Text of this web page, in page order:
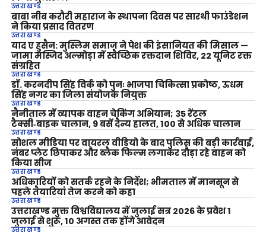
उत्तराखण्ड
बाबा नीब करौरी महाराज के स्थापना दिवस पर सारथी फाउंडेशन
ने किया प्रसाद वितरण
उत्तराखण्ड
याद ए हुसैन: मुस्लिम समाज ने पेश की इंसानियत की मिसाल —
जामा मस्जिद अल्मोड़ा में स्वैच्छिक रक्तदान शिविर, 22 यूनिट रक्त
संग्रहित
उत्तराखण्ड
डॉ. करनदीप सिंह विर्क को पुनः भाजपा चिकित्सा प्रकोष्ठ, ऊधम
सिंह नगर का जिला संयोजक नियुक्त
उत्तराखण्ड
नैनीताल में व्यापक वाहन चेकिंग अभियान; 35 रेंटल
टैक्सी‑बाइक चालान, 9 बसें दैन्य हालत, 100 से अधिक चालान
उत्तराखण्ड
सोशल मीडिया पर वायरल वीडियो के बाद पुलिस की बड़ी कार्रवाई,
नंबर प्लेट छिपाकर और ब्लैक फिल्म लगाकर दौड़ा रहे वाहन को
किया सीज
उत्तराखण्ड
अधिकारियों को सतर्क रहने के निर्देश; भीमताल में मानसून से
पहले तैयारियां तेज करने को कहा
उत्तराखण्ड
उत्तराखण्ड मुक्त विश्वविद्यालय में जुलाई सत्र 2026 के प्रवेश 1
जुलाई से शुरू, 10 अगस्त तक होंगे आवेदन
उत्तराखण्ड